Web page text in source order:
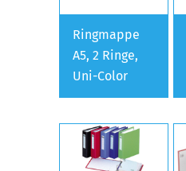
Ringmappe
A5, 2 Ringe,
Uni-Color